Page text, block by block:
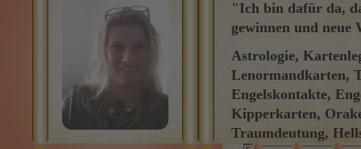
"Ich bin dafür da,
gewinnen und neue
Astrologie,
Lenormandkarten,